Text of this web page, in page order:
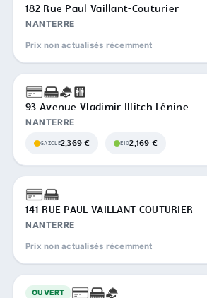
182 Rue Paul Vaillant-Couturier
NANTERRE
Prix non actualisés récemment
93 Avenue Vladimir Illitch Lénine
NANTERRE
GAZOLE2,369 € E102,169 €
141 RUE PAUL VAILLANT COUTURIER
NANTERRE
Prix non actualisés récemment
OUVERT